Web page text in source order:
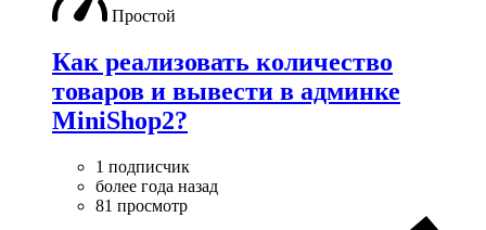
Простой
Как реализовать количество
товаров и вывести в админке
MiniShop2?
1 подписчик
более года назад
81 просмотр